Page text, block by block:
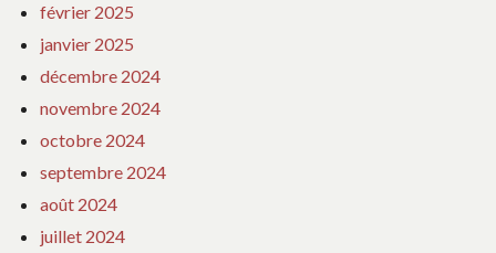
février 2025
janvier 2025
décembre 2024
novembre 2024
octobre 2024
septembre 2024
août 2024
juillet 2024